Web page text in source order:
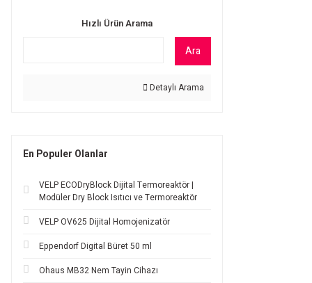
Hızlı Ürün Arama
Ara
Detaylı Arama
En Populer Olanlar
VELP ECODryBlock Dijital Termoreaktör |
Modüler Dry Block Isıtıcı ve Termoreaktör
VELP OV625 Dijital Homojenizatör
Eppendorf Digital Büret 50 ml
Ohaus MB32 Nem Tayin Cihazı